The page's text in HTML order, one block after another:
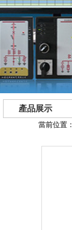
產品展示
當前位置：